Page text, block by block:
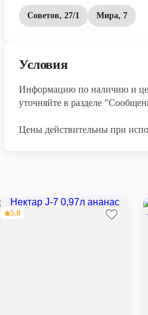
Советов, 27/1 Мира, 7
Условия
Информацию по наличию и
уточняйте в разделе
Цены действительны при
5.0